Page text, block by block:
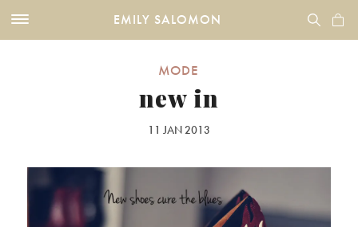
EMILY SALOMON
MODE
new in
11 JAN 2013